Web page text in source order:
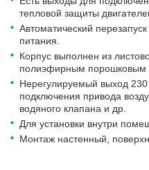
тепловой защиты
Автоматический
питания.
Корпус выполнен из
полиэфирным порошковым
Нерегулируемый выход
подключения привода
водяного клапана и др.
Для установки внутри
Монтаж настенный,